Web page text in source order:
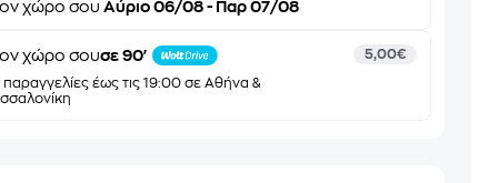
χώρο σου Αύριο 06/08 - Παρ 07/08
χώρο σουσε 90'
παραγγελίες έως τις 19:00 σε Αθήνα &
5,00€